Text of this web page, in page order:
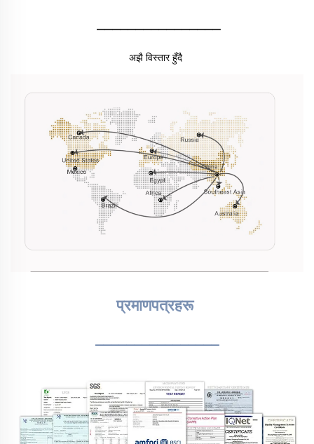
________________
अझै विस्तार हुँदै
प्रमाणपत्रहरू
________________